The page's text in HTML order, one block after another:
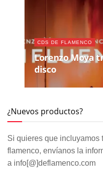
CDS DE FLAMENCO
Lorenzo Moya
disco
¿Nuevos productos?
Si quieres que incluyamos
flamenco, envíanos la
a info[@]deflamenco.com